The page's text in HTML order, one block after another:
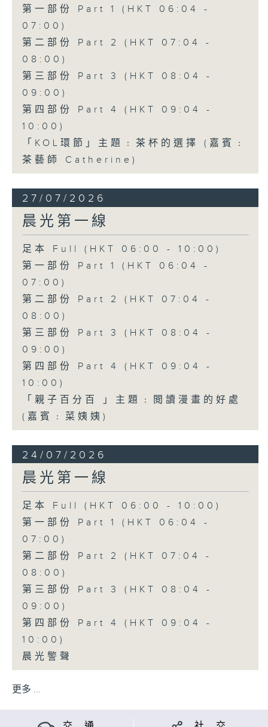
第一部份 Part 1 (HKT 06:04 -
07:00)
第二部份 Part 2 (HKT 07:04 -
08:00)
第三部份 Part 3 (HKT 08:04 -
09:00)
第四部份 Part 4 (HKT 09:04 -
10:00)
「KOL環節」主題﹕茶杯的選擇 (嘉賓﹕
茶藝師 Catherine)
27/07/2026
晨光第一線
足本 Full (HKT 06:00 - 10:00)
第一部份 Part 1 (HKT 06:04 -
07:00)
第二部份 Part 2 (HKT 07:04 -
08:00)
第三部份 Part 3 (HKT 08:04 -
09:00)
第四部份 Part 4 (HKT 09:04 -
10:00)
「親子百分百 」主題﹕閲讀漫畫的好處
(嘉賓﹕菜姨姨)
24/07/2026
晨光第一線
足本 Full (HKT 06:00 - 10:00)
第一部份 Part 1 (HKT 06:04 -
07:00)
第二部份 Part 2 (HKT 07:04 -
08:00)
第三部份 Part 3 (HKT 08:04 -
09:00)
第四部份 Part 4 (HKT 09:04 -
10:00)
晨光警聲
更多 ...